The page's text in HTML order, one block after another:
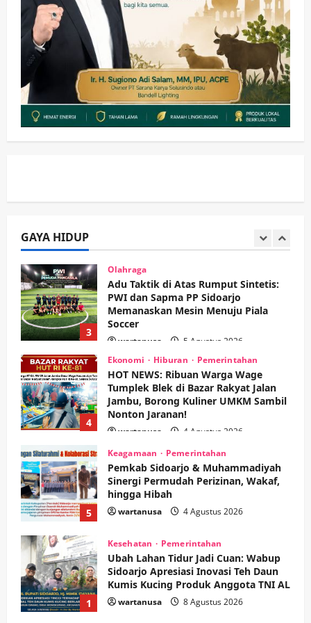
GAYA HIDUP
5
Pemkab Sidoarjo & Muhammadiyah
Sinergi Permudah Perizinan, Wakaf,
hingga Hibah
wartanusa 4 Agustus 2026
Kesehatan Pemerintahan
Ubah Lahan Tidur Jadi Cuan: Wabup
Sidoarjo Apresiasi Inovasi Teh Daun
2
Jaminan Rp 100 Juta?
wartanusa
3
Olahraga
Adu Taktik di Atas Rumput Sintetis:
PWI dan Sapma PP Sidoarjo
Memanaskan Mesin Menuju Piala
Soccer
wartanusa 5 Agustus 2026
4
Ekonomi Hiburan Pemerintahan
HOT NEWS: Ribuan Warga Wage
Tumplek Blek di Bazar Rakyat Jalan
Jambu, Borong Kuliner UMKM Sambil
Nonton Jaranan!
wartanusa 4 Agustus 2026
5
Keagamaan Pemerintahan
Pemkab Sidoarjo & Muhammadiyah
Sinergi Permudah Perizinan, Wakaf,
hingga Hibah
wartanusa 4 Agustus 2026
1
Kesehatan Pemerintahan
Ubah Lahan Tidur Jadi Cuan: Wabup
Sidoarjo Apresiasi Inovasi Teh Daun
Kumis Kucing Produk Anggota TNI AL
wartanusa 8 Agustus 2026